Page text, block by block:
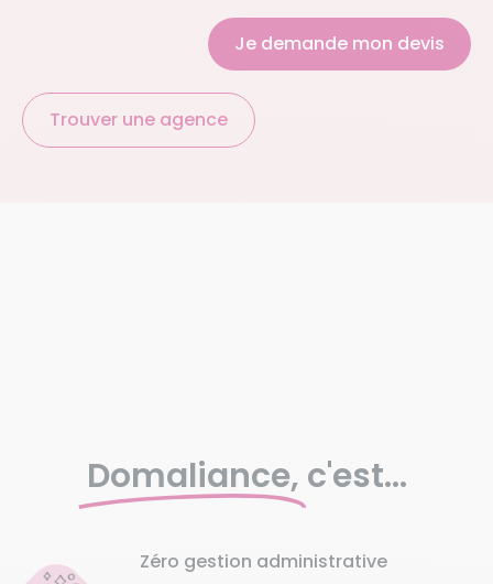
Je demande mon devis
Trouver une agence
Domaliance, c'est...
Zéro gestion administrative